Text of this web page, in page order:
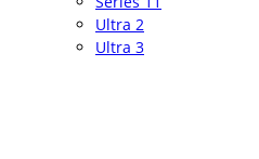
Ultra 2
Ultra 3